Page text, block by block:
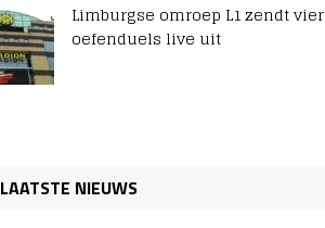
Limburgse omroep L1 zendt vier
oefenduels live uit
LAATSTE NIEUWS